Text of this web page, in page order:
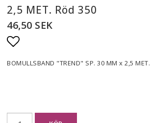
2,5 MET. Röd 350
46,50 SEK
Lägg till i favoritlistan
BOMULLSBAND "TREND" SP. 30 MM x 2,5 MET.